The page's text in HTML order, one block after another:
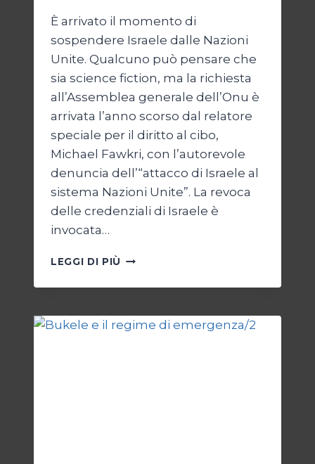
È arrivato il momento di
sospendere Israele dalle Nazioni
Unite. Qualcuno può pensare che
sia science fiction, ma la richiesta
all’Assemblea generale dell’Onu è
arrivata l’anno scorso dal relatore
speciale per il diritto al cibo,
Michael Fawkri, con l’autorevole
denuncia dell’“attacco di Israele al
sistema Nazioni Unite”. La revoca
delle credenziali di Israele è
invocata…
LEGGI DI PIÙ ONU
ISRAELE,
SENZA
ONU